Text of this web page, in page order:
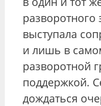
выступала
и лишь в
разворотной
поддержкой.
дождаться